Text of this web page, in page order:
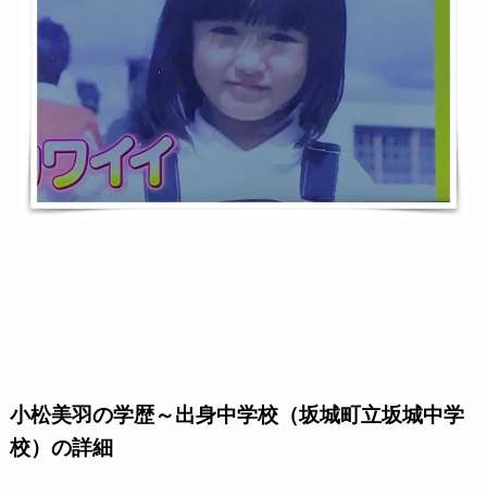
小松美羽の学歴～出身中学校（坂城町立坂城中学
校）の詳細